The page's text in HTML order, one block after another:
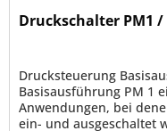
Druckschalter PM1 /
Drucksteuerung
Basisausführung PM 1
Anwendungen, bei
ein- und ausgeschaltet